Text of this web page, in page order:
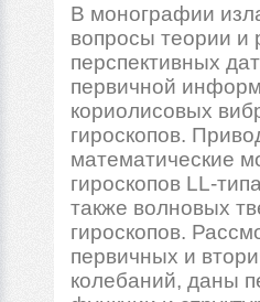
В монографии
вопросы теории и
перспективных
первичной
кориолисовых
гироскопов.
математические
гироскопов LL-
также волновых
гироскопов.
первичных и
колебаний, даны